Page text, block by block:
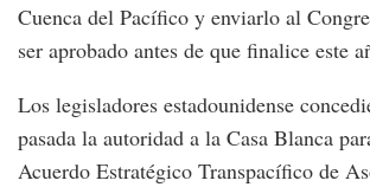
Cuenca del Pacífico y enviarlo al
ser aprobado antes de que finalice este
Los legisladores estadounidense
pasada la autoridad a la Casa Blanca
Acuerdo Estratégico Transpacífico de